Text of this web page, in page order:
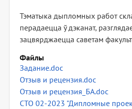
Тэматыка дыпломных работ
перадаецца ў дэканат,
зацвярджаецца саветам
Файлы
Задание.doc
Отзыв и рецензия.doc
Отзыв и рецензия_БА.doc
СТО 02-2023 "Дипломные